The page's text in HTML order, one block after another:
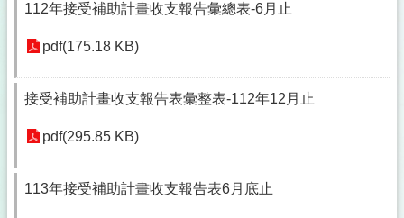
112年接受補助計畫收支報告彙總表-6月止
pdf(175.18 KB)
接受補助計畫收支報告表彙整表-112年12月止
pdf(295.85 KB)
113年接受補助計畫收支報告表6月底止